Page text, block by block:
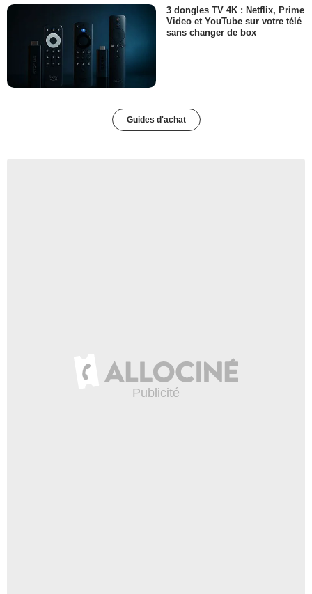
3 dongles TV 4K : Netflix, Prime
Video et YouTube sur votre télé
sans changer de box
Guides d'achat